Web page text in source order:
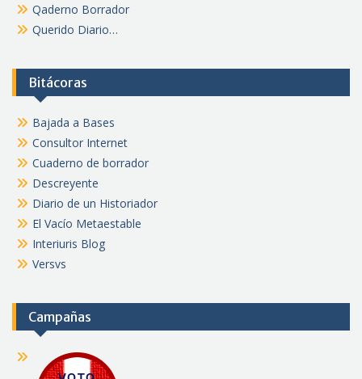
Qaderno Borrador
Querido Diario…
Bitácoras
Bajada a Bases
Consultor Internet
Cuaderno de borrador
Descreyente
Diario de un Historiador
El Vacío Metaestable
Interiuris Blog
Versvs
Campañas